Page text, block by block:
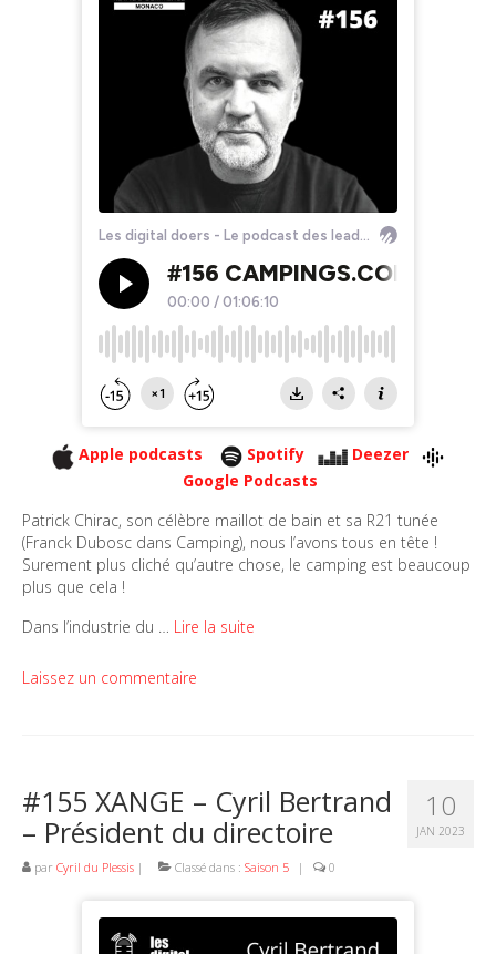
Apple podcasts Spotify
Deezer
Google Podcasts
Patrick Chirac, son célèbre maillot de bain et sa R21 tunée
(Franck Dubosc dans Camping), nous l’avons tous en tête !
Surement plus cliché qu’autre chose, le camping est beaucoup
plus que cela !
Dans l’industrie du … Lire la suite
Laissez un commentaire
10
JAN 2023
#155 XANGE – Cyril Bertrand
– Président du directoire
par Cyril du Plessis | Classé dans : Saison 5 | 0